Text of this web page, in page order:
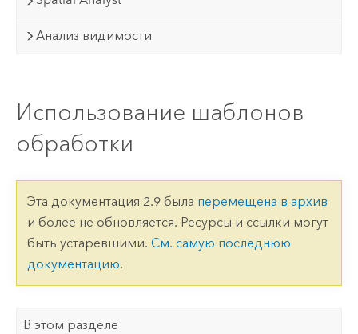
Анализ видимости
Использование шаблонов
обработки
Эта документация 2.9 была перемещена в архив
и более не обновляется. Ресурсы и ссылки могут
быть устаревшими. См. самую последнюю
документацию.
В этом разделе